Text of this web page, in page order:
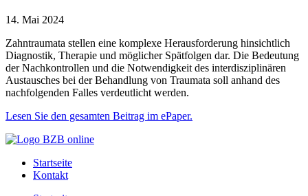
14. Mai 2024
Zahntraumata stellen eine komplexe Herausforderung hinsichtlich
Diagnostik, Therapie und möglicher Spätfolgen dar. Die Bedeutung
der Nachkontrollen und die Notwendigkeit des interdisziplinären
Austausches bei der Behandlung von Traumata soll anhand des
nachfolgenden Falles verdeutlicht werden.
Lesen Sie den gesamten Beitrag im ePaper.
Startseite
Kontakt